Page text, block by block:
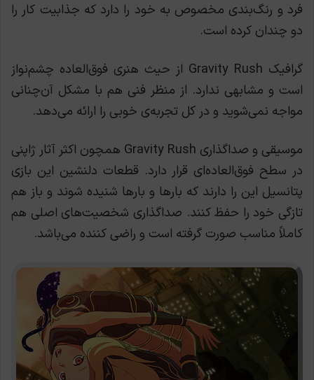
فرد و رنگ‌بندی مخصوص به خود را دارد که جذابیت کار را
دو چندان کرده است.
گرافیک Gravity Rush از حیث هنری فوق‌العاده چشم‌نواز
است و مشابهی ندارد. از منظر فنی هم با مشکل آن‌چنانی
مواجه نمی‌شوید و در کل تجربه‌ی خوبی را ارائه می‌دهد.
موسیقی و صداگذاری Gravity Rush همچون اکثر آثار ژاپنی
در سطح فوق‌العاده‌ای قرار دارد. قطعات دلنشین این بازی
پتانسیل این را دارند که بارها و بارها شنیده شوند و باز هم
تازگی خود را حفظ کنند. صداگذاری شخصیت‌های اصلی هم
کاملاََ مناسب صورت گرفته است و راضی کننده می‌باشد.